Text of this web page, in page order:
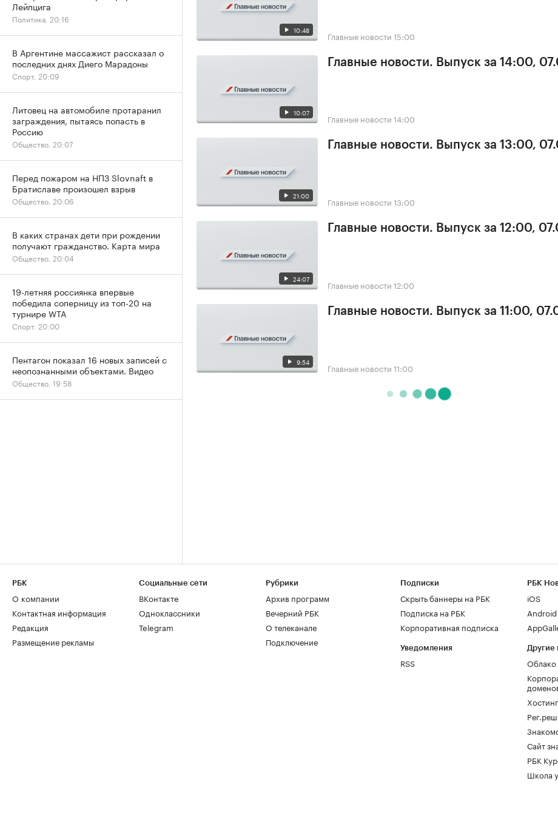
10:48 Главные новости 15:00
10:07
Главные новости. Выпуск за 14:00,
Главные новости 14:00
21:00
Главные новости. Выпуск за 13:00,
Главные новости 13:00
24:07
Главные новости. Выпуск за 12:00,
Главные новости 12:00
9:54
Главные новости. Выпуск за 11:00,
Главные новости 11:00
Лейпцига
Политика, 20:16
В Аргентине массажист рассказал о
последних днях Диего Марадоны
Спорт, 20:09
Литовец на автомобиле протаранил
заграждения, пытаясь попасть в
Россию
Общество, 20:07
Перед пожаром на НПЗ Slovnaft в
Братиславе произошел взрыв
Общество, 20:06
В каких странах дети при рождении
получают гражданство. Карта мира
Общество, 20:04
19-летняя россиянка впервые
победила соперницу из топ-20 на
турнире WTA
Спорт, 20:00
Пентагон показал 16 новых записей с
неопознанными объектами. Видео
Общество, 19:58
РБК
О компании
Контактная информация
Редакция
Размещение рекламы
Социальные сети
ВКонтакте
Одноклассники
Telegram
Рубрики
Архив программ
Вечерний РБК
О телеканале
Подключение
Подписки
Скрыть баннеры на РБК
Подписка на РБК
Корпоративная подписка
Уведомления
RSS
РБК
iOS
Android
Другие
Облако
Сайт
РБК
Школа